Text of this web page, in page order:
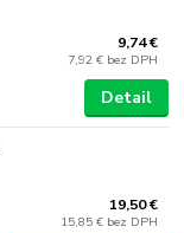
9,74 €
7,92 € bez DPH
Detail
19,50 €
15,85 € bez DPH